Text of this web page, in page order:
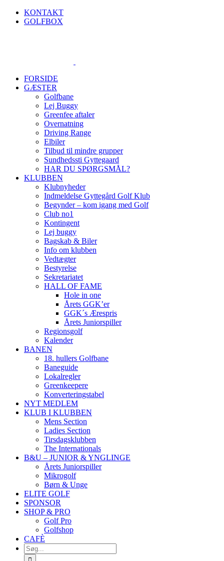
Skip
KONTAKT
GOLFBOX
FORSIDE
GÆSTER
Golfbane
Lej Buggy
Greenfee aftaler
Overnatning
Driving Range
Elbiler
Tilbud til mindre grupper
Sundhedssti Gyttegaard
HAR DU SPØRGSMÅL?
KLUBBEN
Klubnyheder
Indmeldelse Gyttegård Golf Klub
Begynder – kom igang med Golf
Club no1
Kontingent
Lej buggy
Bagskab & Biler
Info om klubben
Vedtægter
Bestyrelse
Sekretariatet
HALL OF FAME
Hole in one
Årets GGK’er
GGK´s Ærespris
Årets Juniorspiller
Regionsgolf
Kalender
BANEN
18. hullers Golfbane
Baneguide
Lokalregler
Greenkeepere
Konverteringstabel
NYT MEDLEM
KLUB I KLUBBEN
Mens Section
Ladies Section
Tirsdagsklubben
The Internationals
B&U – JUNIOR & YNGLINGE
Årets Juniorspiller
Mikrogolf
Børn & Unge
ELITE GOLF
SPONSOR
SHOP & PRO
Golf Pro
Golfshop
CAFÈ
Søg
efter: